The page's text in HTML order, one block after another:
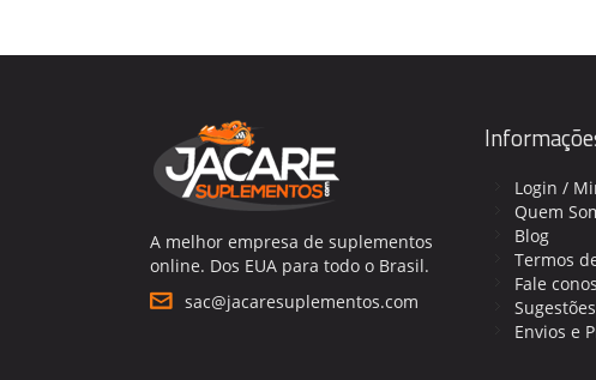
A melhor empresa de suplementos
online. Dos EUA para todo o Brasil.
sac@jacaresuplementos.com
Login /
Quem
Blog
Termos
Fale
Sugestões
Envios e